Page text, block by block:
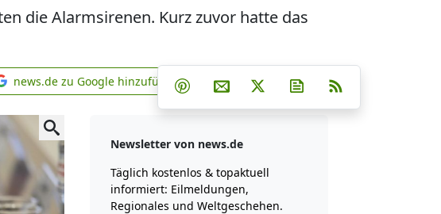
die Alarmsirenen. Kurz zuvor hatte das
news.de zu Google hinzufügen
news.de zu Google hinzufügen Teilen auf Facebook
Teilen auf Whatsapp
Teilen auf Telegram
Teilen auf Pinterest
Per E-Mail teilen
Post auf XNewsletter
Newsletter von news.de
Täglich kostenlos & topaktuell
informiert: Eilmeldungen,
Regionales und Weltgeschehen.